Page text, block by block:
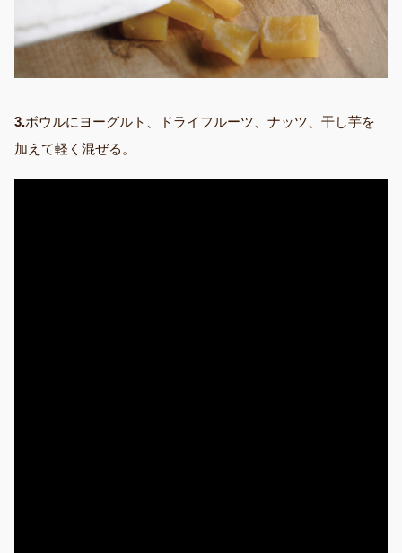
3.ボウルにヨーグルト、ドライフルーツ、ナッツ、干し芋を
加えて軽く混ぜる。